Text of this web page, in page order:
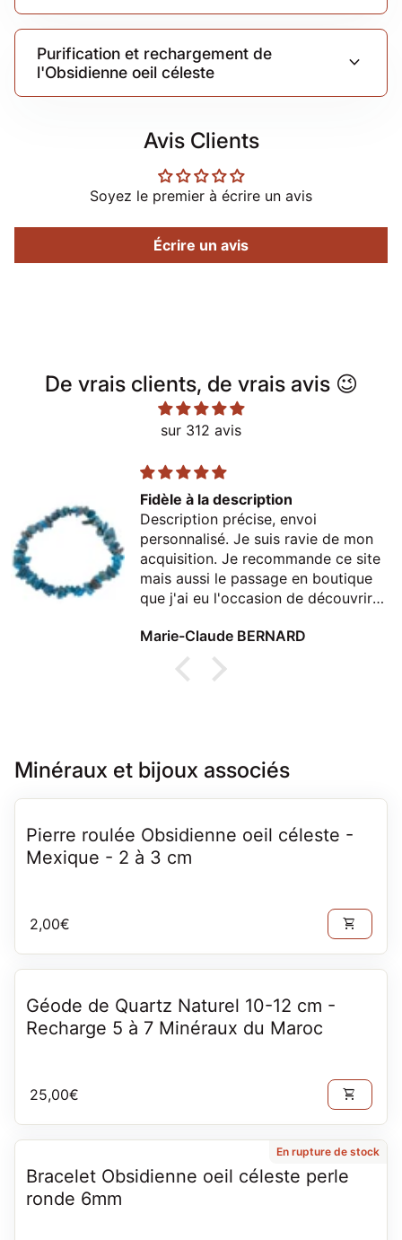
Purification et rechargement de
l'Obsidienne oeil céleste
expand_more
Avis Clients
Soyez le premier à écrire un avis
Écrire un avis
De vrais clients, de vrais avis 😉
sur 312 avis
Fidèle à la description
Description précise, envoi
personnalisé. Je suis ravie de mon
acquisition. Je recommande ce site
mais aussi le passage en boutique
que j'ai eu l'occasion de découvrir
Marie-Claude BERNARD
Minéraux et bijoux associés
Pierre roulée Obsidienne oeil céleste -
Mexique - 2 à 3 cm
Prix normal
2,00€ shopping_cart
Géode de Quartz Naturel 10-12 cm -
Recharge 5 à 7 Minéraux du Maroc
Prix normal
25,00€ shopping_cart
En rupture de stock
Bracelet Obsidienne oeil céleste perle
ronde 6mm